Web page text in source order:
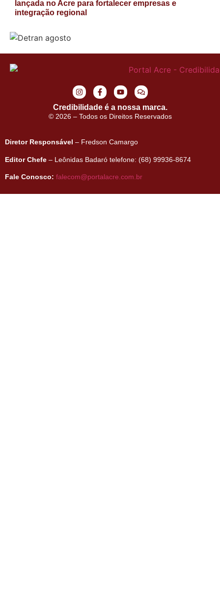
lançada no Acre para fortalecer empresas e
integração regional
Credibilidade é a nossa marca.
© 2026 – Todos os Direitos Reservados
Diretor Responsável – Fredson Camargo
Editor Chefe – Leônidas Badaró telefone: (68) 99936-8674
Fale Conosco: falecom@portalacre.com.br